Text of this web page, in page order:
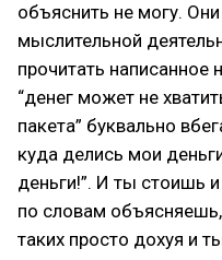
объяснить не могу.
мыслительной
прочитать написанное
“денег может не
пакета” буквально
куда делись мои
деньги!”. И ты стоишь
по словам объясняешь,
таких просто дохуя и